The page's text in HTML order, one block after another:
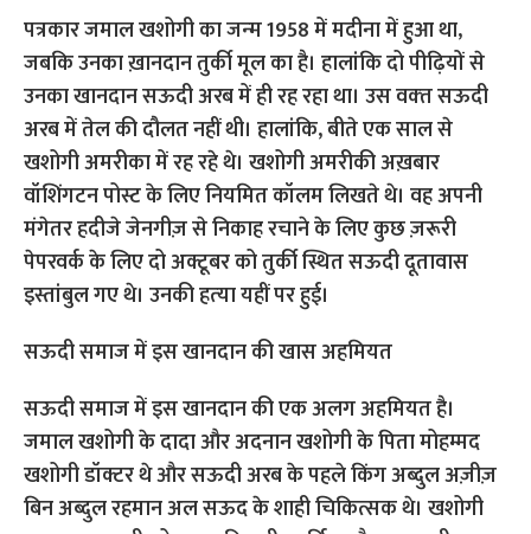
पत्रकार जमाल खशोगी का जन्‍म 1958 में मदीना में हुआ था,
जबकि उनका ख़ानदान तुर्की मूल का है। हालांकि दो पीढ़ियों से
उनका खानदान सऊदी अरब में ही रह रहा था। उस वक्‍त सऊदी
अरब में तेल की दौलत नहीं थी। हालांकि, बीते एक साल से
खशोगी अमरीका में रह रहे थे। खशोगी अमरीकी अख़बार
वॉशिंगटन पोस्ट के लिए नियमित कॉलम लिखते थे। वह अपनी
मंगेतर हदीजे जेनगीज़ से निकाह रचाने के लिए कुछ ज़रूरी
पेपरवर्क के लिए दो अक्टूबर को तुर्की स्थित सऊदी दूतावास
इस्तांबुल गए थे। उनकी हत्‍या यहीं पर हुई।
सऊदी समाज में इस खानदान की खास अहमियत
सऊदी समाज में इस खानदान की एक अलग अहमियत है।
जमाल खशोगी के दादा और अदनान खशोगी के पिता मोहम्मद
खशोगी डॉक्टर थे और सऊदी अरब के पहले किंग अब्दुल अज़ीज़
बिन अब्दुल रहमान अल सऊद के शाही चिकित्सक थे। खशोगी